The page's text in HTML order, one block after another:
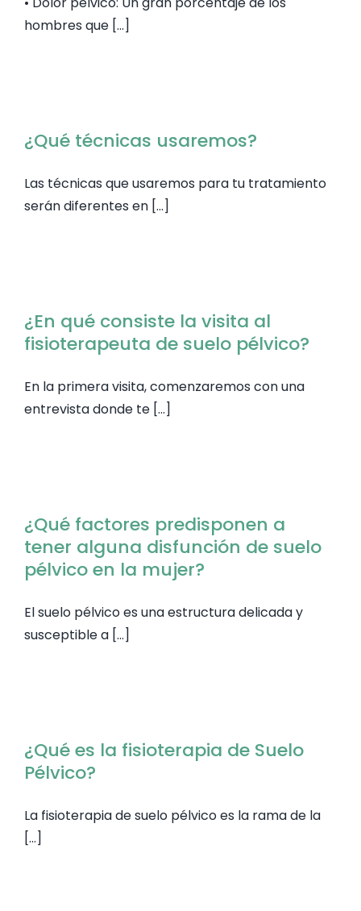
hombres que [...]
¿Qué técnicas usaremos?
Las técnicas que usaremos para tu tratamiento
serán diferentes en [...]
¿En qué consiste la visita al
fisioterapeuta de suelo pélvico?
En la primera visita, comenzaremos con una
entrevista donde te [...]
¿Qué factores predisponen a
tener alguna disfunción de suelo
pélvico en la mujer?
El suelo pélvico es una estructura delicada y
susceptible a [...]
¿Qué es la fisioterapia de Suelo
Pélvico?
La fisioterapia de suelo pélvico es la rama de la
[...]